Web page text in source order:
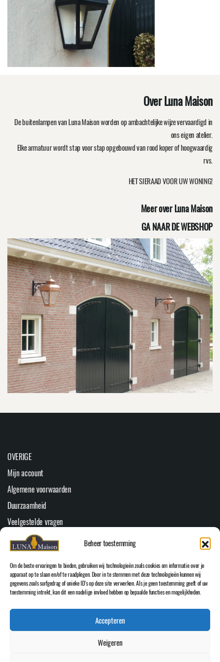
Beheer toestemming
Om de beste ervaringen te bieden, gebruiken wij technologieën zoals cookies om informatie over je
apparaat op te slaan en/of te raadplegen. Door in te stemmen met deze technologieën kunnen wij
gegevens zoals surfgedrag of unieke ID's op deze site verwerken. Als je geen toestemming geeft of uw
toestemming intrekt, kan dit een nadelige invloed hebben op bepaalde functies en mogelijkheden.
Accepteren
Weigeren
Over Luna Maison
De buitenlampen van Luna Maison worden op ambachtelijke wijze vervaardigd in
ons eigen atelier.
Elke armatuur wordt stap voor stap opgebouwd van rood koper of hoogwaardig
rvs.
HET SIERAAD VOOR UW WONING!
Meer over Luna Maison
GA NAAR DE WEBSHOP
OVERIGE
Mijn account
Algemene voorwaarden
Duurzaamheid
Veelgestelde vragen
Youtube
Cookiebeleid (EU)
HOOFDMENU
Home
WEBSHOP